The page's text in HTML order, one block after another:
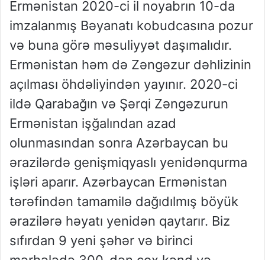
Ermənistan 2020-ci il noyabrın 10-da
imzalanmış Bəyanatı kobudcasına pozur
və buna görə məsuliyyət daşımalıdır.
Ermənistan həm də Zəngəzur dəhlizinin
açılması öhdəliyindən yayınır. 2020-ci
ildə Qarabağın və Şərqi Zəngəzurun
Ermənistan işğalından azad
olunmasından sonra Azərbaycan bu
ərazilərdə genişmiqyaslı yenidənqurma
işləri aparır. Azərbaycan Ermənistan
tərəfindən tamamilə dağıdılmış böyük
ərazilərə həyatı yenidən qaytarır. Biz
sıfırdan 9 yeni şəhər və birinci